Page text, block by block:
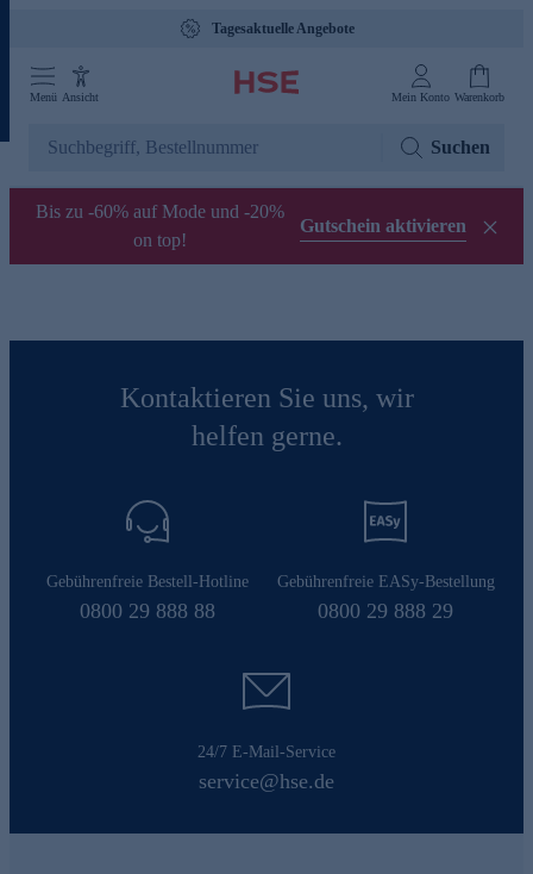
Tagesaktuelle Angebote
Menü Ansicht Mein Konto Warenkorb
Suchen
Bis zu -60% auf Mode und -20%
on top!
Gutschein aktivieren
Kontaktieren Sie uns, wir
helfen gerne.
Gebührenfreie Bestell-Hotline
0800 29 888 88
Gebührenfreie EASy-Bestellung
0800 29 888 29
24/7 E-Mail-Service
service@hse.de